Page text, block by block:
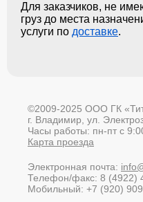
Для заказчиков, не
груз до места
услуги по доставке.
©2009-2025 ООО ГК
г. Владимир, ул.
Часы работы: пн-пт с
Карта проезда
Электронная почта:
Телефон/факс: 8 (4922)
Мобильный: +7 (920)